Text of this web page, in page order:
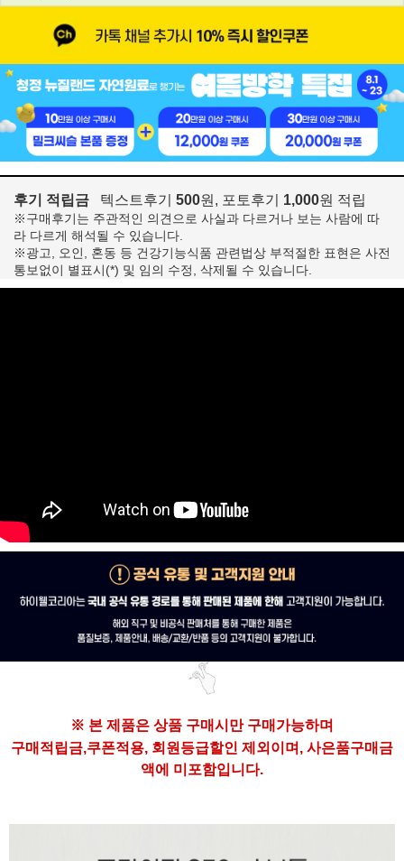
후기 적립금 텍스트후기 500원, 포토후기 1,000원 적립
※구매후기는 주관적인 의견으로 사실과 다르거나 보는 사람에 따
라 다르게 해석될 수 있습니다.
※광고, 오인, 혼동 등 건강기능식품 관련법상 부적절한 표현은 사전
통보없이 별표시(*) 및 임의 수정, 삭제될 수 있습니다.
※ 본 제품은 상품 구매시만 구매가능하며
구매 적립금,쿠폰적용, 회원등급할인 제외이며, 사은품구매금
액에 미포함입니다.